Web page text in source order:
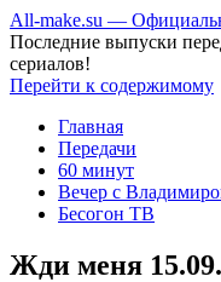
All-make.su —
Последние выпуски
сериалов!
Перейти к содержимому
Главная
Передачи
60 минут
Вечер с
Бесогон ТВ
Жди меня